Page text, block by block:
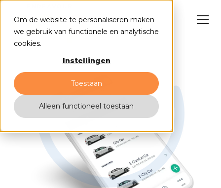
Om de website te personaliseren maken
we gebruik van functionele en analytische
cookies.
Instellingen
Toestaan
Alleen functioneel toestaan
HubSpot oplossingen
Cases
Why us?